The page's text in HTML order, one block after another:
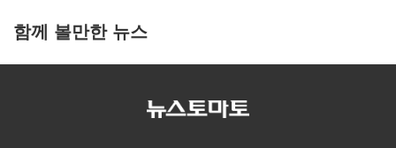
함께 볼만한 뉴스